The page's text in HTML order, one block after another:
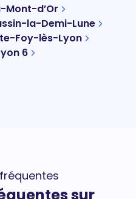
d’Or
la-Demi-Lune
Foy-lès-Lyon
6